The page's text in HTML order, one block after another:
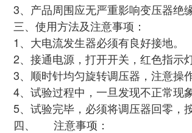
3、产品周围应无严重影响变压器绝
三、使用方法及注意事项：
1、大电流发生器必须有良好接地。
2、接通电源，打开开关，红色指示
3、顺时针均匀旋转调压器，注意操
4、试验过程中，一旦发现不正常现
5、试验完毕，必须将调压器回零，
四、
注意事项：